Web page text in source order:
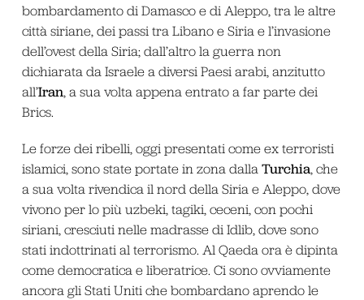
bombardamento di Damasco e di Aleppo, tra le altre
città siriane, dei passi tra Libano e Siria e l’invasione
dell’ovest della Siria; dall’altro la guerra non
dichiarata da Israele a diversi Paesi arabi, anzitutto
all’Iran, a sua volta appena entrato a far parte dei
Brics.
Le forze dei ribelli, oggi presentati come ex terroristi
islamici, sono state portate in zona dallaTurchia, che
a sua volta rivendica il nord della Siria e Aleppo, dove
vivono per lo più uzbeki, tagiki, ceceni, con pochi
siriani, cresciuti nelle madrasse di Idlib, dove sono
stati indottrinati al terrorismo. Al Qaeda ora è dipinta
come democratica e liberatrice. Ci sono ovviamente
ancora gli Stati Uniti che bombardano aprendo le